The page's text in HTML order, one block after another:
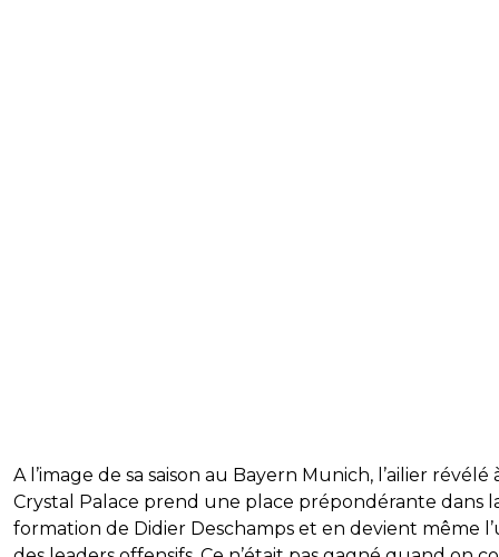
A l’image de sa saison au Bayern Munich, l’ailier révélé
Crystal Palace prend une place prépondérante dans
formation de Didier Deschamps et en devient même